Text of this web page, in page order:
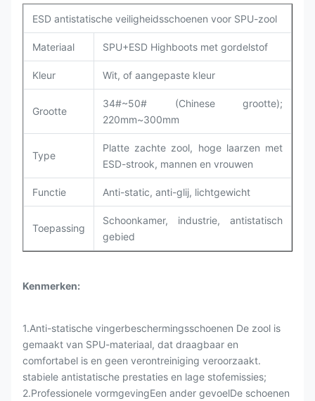
ESD antistatische veiligheidsschoenen voor SPU-zool
Materiaal SPU+ESD Highboots met gordelstof
Kleur Wit, of aangepaste kleur
Grootte
34#~50# (Chinese grootte);
220mm~300mm
Type
Platte zachte zool, hoge laarzen met
ESD-strook, mannen en vrouwen
Functie Anti-static, anti-glij, lichtgewicht
Toepassing
Schoonkamer, industrie, antistatisch
gebied
Kenmerken:
1.Anti-statische vingerbeschermingsschoenen De zool is
gemaakt van SPU-materiaal, dat draagbaar en
comfortabel is en geen verontreiniging veroorzaakt.
stabiele antistatische prestaties en lage stofemissies;
2.Professionele vormgevingEen ander gevoelDe schoenen